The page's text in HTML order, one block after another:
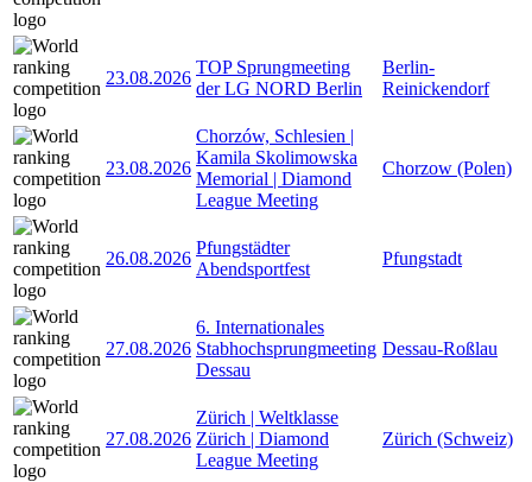
23.08.2026
TOP Sprungmeeting
der LG NORD Berlin
Berlin-
Reinickendorf
23.08.2026
Chorzów, Schlesien |
Kamila Skolimowska
Memorial | Diamond
League Meeting
Chorzow (Polen)
26.08.2026
Pfungstädter
Abendsportfest
Pfungstadt
27.08.2026
6. Internationales
Stabhochsprungmeeting
Dessau
Dessau-Roßlau
27.08.2026
Zürich | Weltklasse
Zürich | Diamond
League Meeting
Zürich (Schweiz)